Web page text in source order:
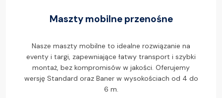
Maszty mobilne przenośne
Nasze maszty mobilne to idealne rozwiązanie na
eventy i targi, zapewniające łatwy transport i szybki
montaż, bez kompromisów w jakości. Oferujemy
wersję Standard oraz Baner w wysokościach od 4 do
6 m.